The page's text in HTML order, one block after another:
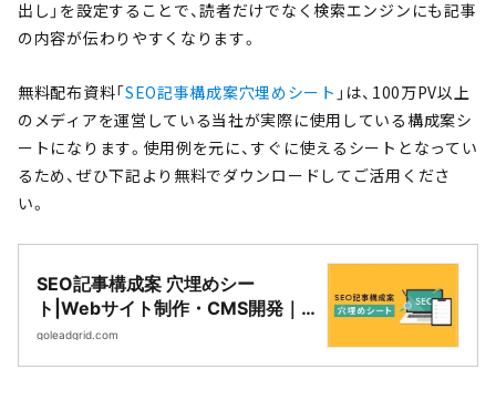
出し」を設定することで、読者だけでなく検索エンジンにも記事
の内容が伝わりやすくなります。
無料配布資料「SEO記事構成案穴埋めシート 」は、100万PV以上
のメディアを運営している当社が実際に使用している構成案シ
ートになります。使用例を元に、すぐに使えるシートとなってい
るため、ぜひ下記より無料でダウンロードしてご活用くださ
い。
SEO記事構成案 穴埋めシー
ト|Webサイト制作・CMS開発｜
LeadGrid
goleadgrid.com